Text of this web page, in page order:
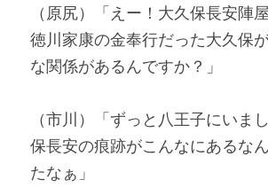
（原尻）「えー！大久保長安陣
徳川家康の金奉行だった大久保
な関係があるんですか？」
（市川）「ずっと八王子にいま
保長安の痕跡がこんなにあるな
たなぁ」